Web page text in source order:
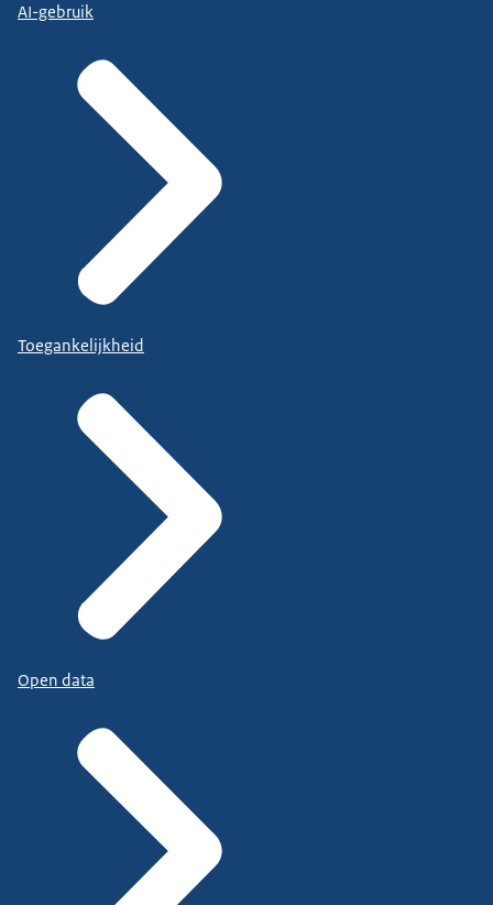
AI-gebruik
Toegankelijkheid
Open data